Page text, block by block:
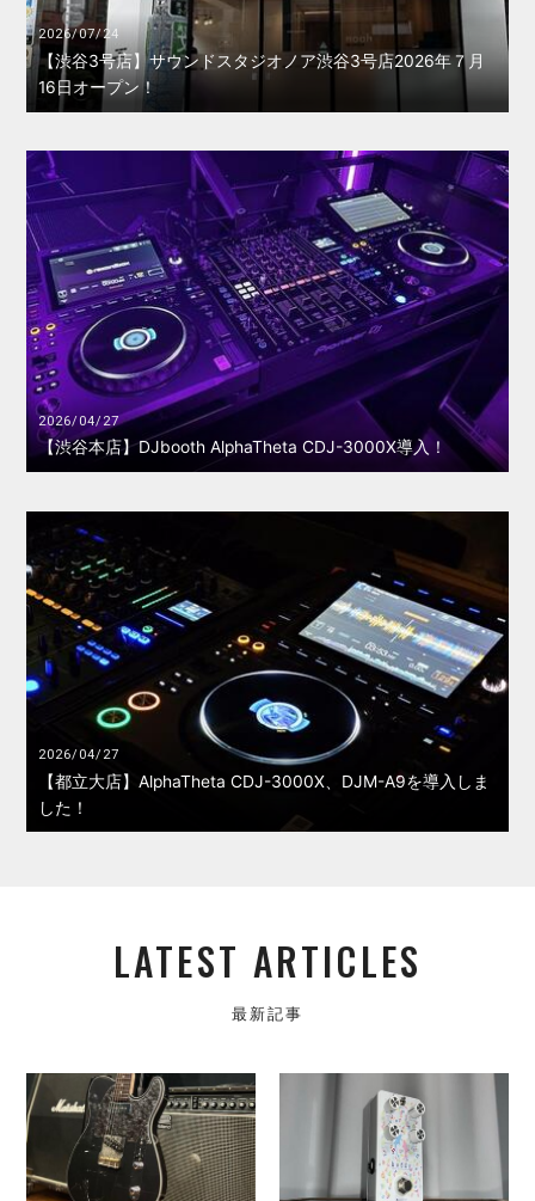
2026/07/24
【渋谷3号店】サウンドスタジオノア渋谷3号店2026年７月
16日オープン！
2026/04/27
【渋谷本店】DJbooth AlphaTheta CDJ-3000X導入！
2026/04/27
【都立大店】AlphaTheta CDJ-3000X、DJM-A9を導入しま
した！
LATEST ARTICLES
最新記事